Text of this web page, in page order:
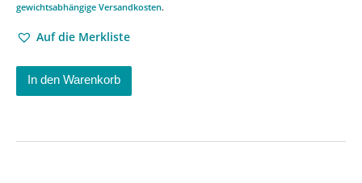
gewichtsabhängige Versandkosten.
Auf die Merkliste
In den Warenkorb